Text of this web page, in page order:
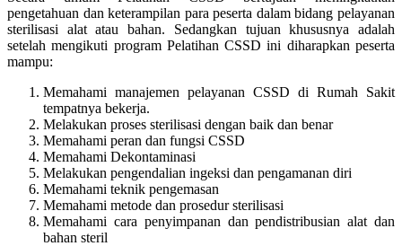
pengetahuan dan keterampilan para peserta dalam bidang pelayanan
sterilisasi alat atau bahan. Sedangkan tujuan khususnya adalah
setelah mengikuti program Pelatihan CSSD ini diharapkan peserta
mampu:
Memahami manajemen pelayanan CSSD di Rumah Sakit
tempatnya bekerja.
Melakukan proses sterilisasi dengan baik dan benar
Memahami peran dan fungsi CSSD
Memahami Dekontaminasi
Melakukan pengendalian ingeksi dan pengamanan diri
Memahami teknik pengemasan
Memahami metode dan prosedur sterilisasi
Memahami cara penyimpanan dan pendistribusian alat dan
bahan steril